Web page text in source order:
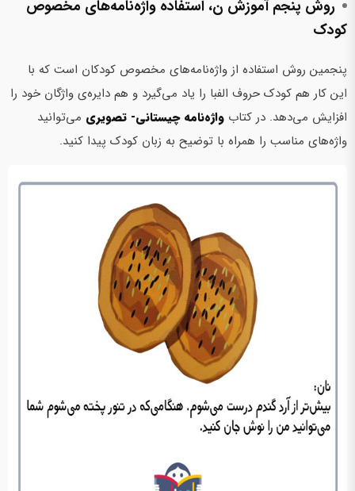
روش پنجم آموزش ن، استفاده واژه‌نامه‌های مخصوص
کودک
پنجمین روش استفاده از واژه‌نامه‌های مخصوص کودکان است که با
این کار هم کودک حروف الفبا را یاد می‌گیرد و هم دایره‌ی واژگان خود را
افزایش می‌دهد. در کتاب واژه‌نامه چیستانی- تصویری می‌توانید
واژه‌های مناسب را همراه با توضیح به زبان کودک پیدا کنید.